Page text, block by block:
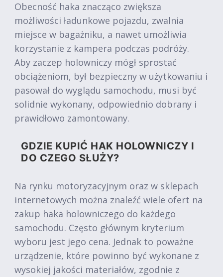
Obecność haka znacząco zwiększa
możliwości ładunkowe pojazdu, zwalnia
miejsce w bagażniku, a nawet umożliwia
korzystanie z kampera podczas podróży.
Aby zaczep holowniczy mógł sprostać
obciążeniom, był bezpieczny w użytkowaniu i
pasował do wyglądu samochodu, musi być
solidnie wykonany, odpowiednio dobrany i
prawidłowo zamontowany.
GDZIE KUPIĆ HAK HOLOWNICZY I
DO CZEGO SŁUŻY?
Na rynku motoryzacyjnym oraz w sklepach
internetowych można znaleźć wiele ofert na
zakup haka holowniczego do każdego
samochodu. Często głównym kryterium
wyboru jest jego cena. Jednak to poważne
urządzenie, które powinno być wykonane z
wysokiej jakości materiałów, zgodnie z